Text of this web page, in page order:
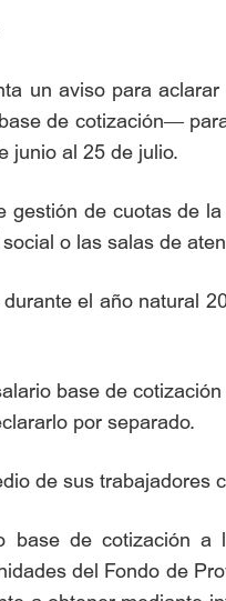
un aviso para
de cotización—
junio al 25 de julio.
de cuotas de
o las salas de
el año natural
base de
por separado.
de sus trabajadores
base de cotización
del Fondo de